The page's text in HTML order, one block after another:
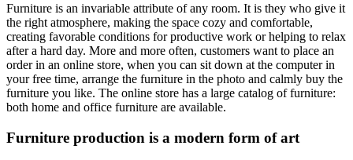
Furniture is an invariable attribute of any room. It is they who give it
the right atmosphere, making the space cozy and comfortable,
creating favorable conditions for productive work or helping to relax
after a hard day. More and more often, customers want to place an
order in an online store, when you can sit down at the computer in
your free time, arrange the furniture in the photo and calmly buy the
furniture you like. The online store has a large catalog of furniture:
both home and office furniture are available.
Furniture production is a modern form of art